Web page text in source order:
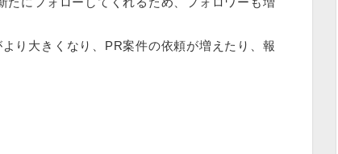
り大きく なり、PR案件の依頼が増えたり、報